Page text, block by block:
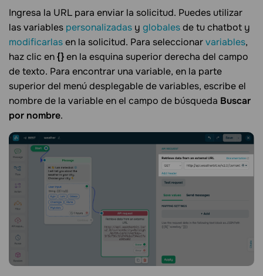
Ingresa la URL para enviar la solicitud. Puedes utilizar
las variables personalizadas y globalesde tu chatbot y
modificarlasen la solicitud. Para seleccionarvariables,
haz clic en{}en la esquina superior derecha del campo
de texto. Para encontrar una variable, en la parte
superior del menú desplegable de variables, escribe el
nombre de la variable en el campo de búsqueda Buscar
por nombre.